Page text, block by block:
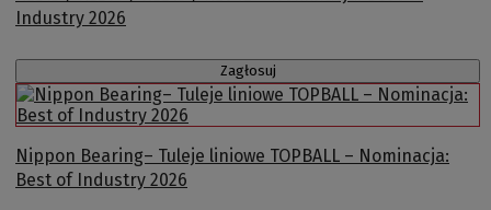
Industry 2026
Zagłosuj
Nippon Bearing– Tuleje liniowe TOPBALL – Nominacja:
Best of Industry 2026